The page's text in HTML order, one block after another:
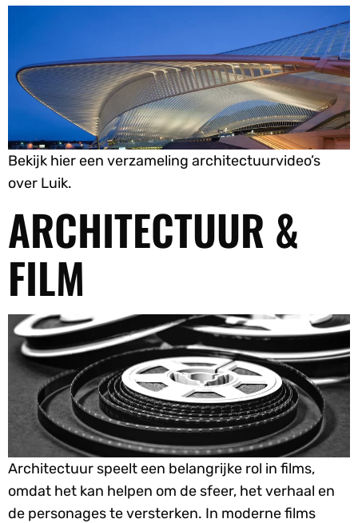
Bekijk hier een verzameling architectuurvideo’s
over Luik.
ARCHITECTUUR &
FILM
Architectuur speelt een belangrijke rol in films,
omdat het kan helpen om de sfeer, het verhaal en
de personages te versterken. In moderne films